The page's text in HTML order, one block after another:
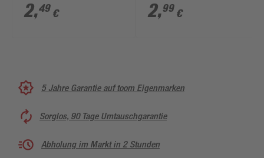
2,49 € 2,99 €
5 Jahre Garantie auf toom Eigenmarken
Sorglos, 90 Tage Umtauschgarantie
Abholung im Markt in 2 Stunden